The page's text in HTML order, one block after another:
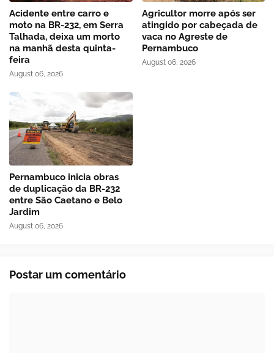
Acidente entre carro e
moto na BR-232, em Serra
Talhada, deixa um morto
na manhã desta quinta-
feira
August 06, 2026
Agricultor morre após ser
atingido por cabeçada de
vaca no Agreste de
Pernambuco
August 06, 2026
Pernambuco inicia obras
de duplicação da BR-232
entre São Caetano e Belo
Jardim
August 06, 2026
Postar um comentário